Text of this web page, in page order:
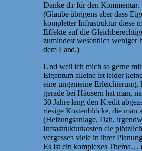
Danke dir für den Kommentar.
(Glaube übrigens aber dass
kompletter Infrastruktur diese
Effekte auf die
zumindest wesentlich weniger
dem Land.)
Und weil ich mich so gerne mit
Eigentum alleine ist leider
eine ungemeine Erleichterung,
gerade bei Häusern hat man,
30 Jahre lang den Kredit
riesige Kostenblöcke, die man
(Heizungsanlage, Dah,
Infrastrukturkosten die
vergessen viele in ihrer
Es ist ein komplexes Thema…